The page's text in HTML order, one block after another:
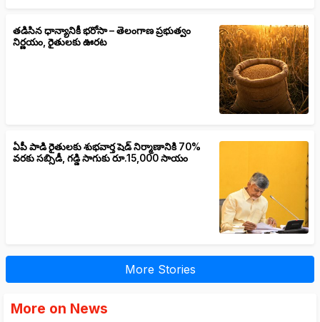
తడిసిన ధాన్యానికీ భరోసా – తెలంగాణ ప్రభుత్వం
నిర్ణయం, రైతులకు ఊరట
ఏపీ పాడి రైతులకు శుభవార్త షెడ్ నిర్మాణానికి 70%
వరకు సబ్సిడీ, గడ్డి సాగుకు రూ.15,000 సాయం
More Stories
More on News